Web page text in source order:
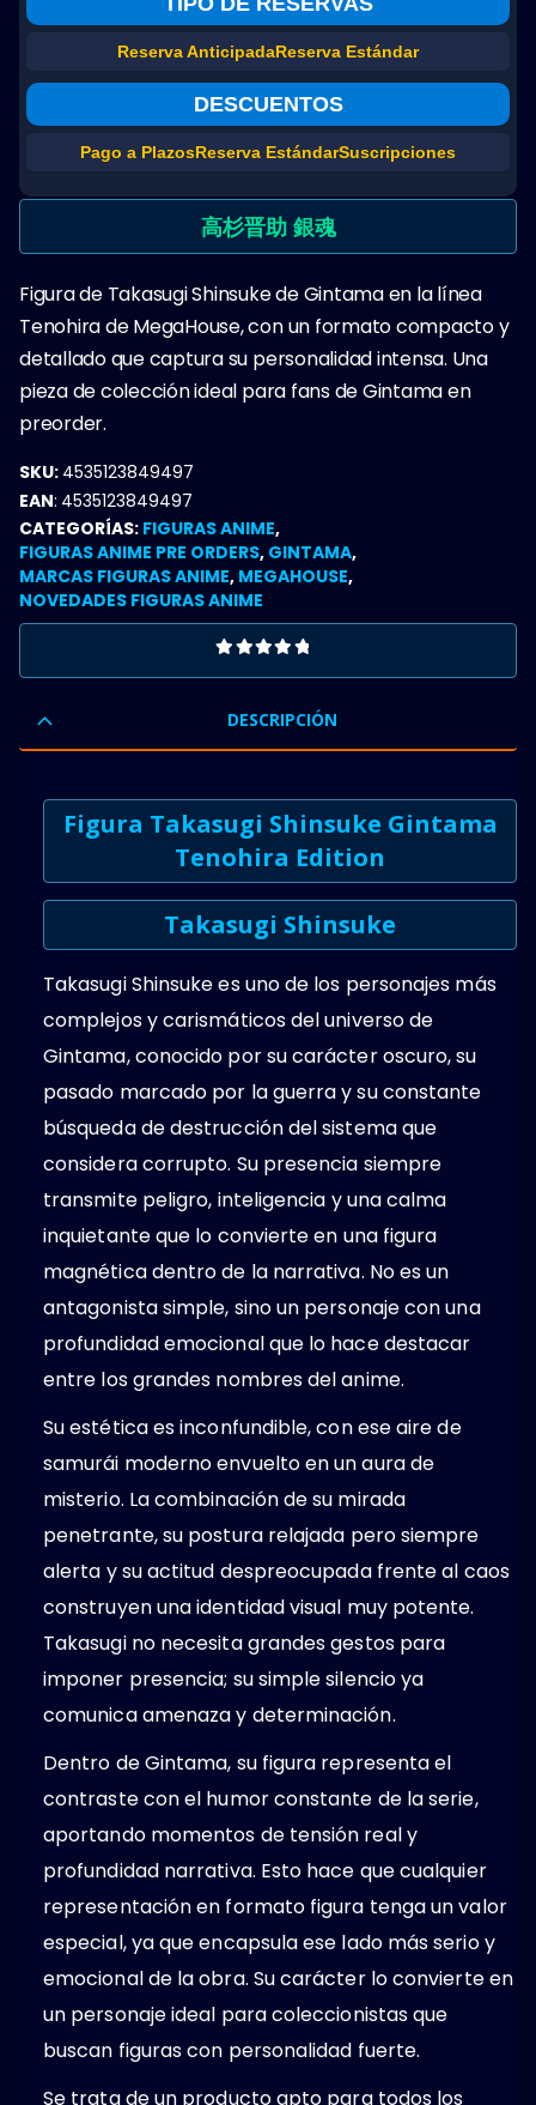
Reserva AnticipadaReserva Estándar
DESCUENTOS
Pago a PlazosReserva EstándarSuscripciones
高杉晋助 銀魂
Figura de Takasugi Shinsuke de Gintama en la línea
Tenohira de MegaHouse, con un formato compacto y
detallado que captura su personalidad intensa. Una
pieza de colección ideal para fans de Gintama en
preorder.
SKU: 4535123849497
EAN: 4535123849497
CATEGORÍAS: FIGURAS ANIME,
FIGURAS ANIME PRE ORDERS, GINTAMA,
MARCAS FIGURAS ANIME, MEGAHOUSE,
NOVEDADES FIGURAS ANIME
DESCRIPCIÓN
Figura Takasugi Shinsuke Gintama
Tenohira Edition
Takasugi Shinsuke
Takasugi Shinsuke es uno de los personajes más
complejos y carismáticos del universo de
Gintama, conocido por su carácter oscuro, su
pasado marcado por la guerra y su constante
búsqueda de destrucción del sistema que
considera corrupto. Su presencia siempre
transmite peligro, inteligencia y una calma
inquietante que lo convierte en una figura
magnética dentro de la narrativa. No es un
antagonista simple, sino un personaje con una
profundidad emocional que lo hace destacar
entre los grandes nombres del anime.
Su estética es inconfundible, con ese aire de
samurái moderno envuelto en un aura de
misterio. La combinación de su mirada
penetrante, su postura relajada pero siempre
alerta y su actitud despreocupada frente al caos
construyen una identidad visual muy potente.
Takasugi no necesita grandes gestos para
imponer presencia; su simple silencio ya
comunica amenaza y determinación.
Dentro de Gintama, su figura representa el
contraste con el humor constante de la serie,
aportando momentos de tensión real y
profundidad narrativa. Esto hace que cualquier
representación en formato figura tenga un valor
especial, ya que encapsula ese lado más serio y
emocional de la obra. Su carácter lo convierte en
un personaje ideal para coleccionistas que
buscan figuras con personalidad fuerte.
Se trata de un producto apto para todos los